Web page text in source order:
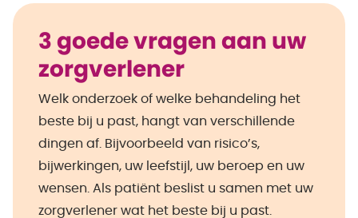
3 goede vragen aan uw
zorgverlener
Welk onderzoek of welke behandeling het
beste bij u past, hangt van verschillende
dingen af. Bijvoorbeeld van risico’s,
bijwerkingen, uw leefstijl, uw beroep en uw
wensen. Als patiënt beslist u samen met uw
zorgverlener wat het beste bij u past.